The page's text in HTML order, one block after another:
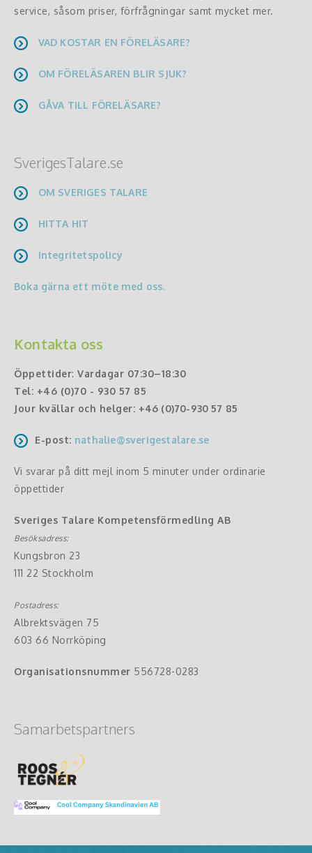
service, såsom priser, förfrågningar samt mycket mer.
VAD KOSTAR EN FÖRELÄSARE?
OM FÖRELÄSAREN BLIR SJUK?
GÅVA TILL FÖRELÄSARE?
SverigesTalare.se
OM SVERIGES TALARE
HITTA HIT
Integritetspolicy
Boka gärna ett möte med oss.
Kontakta oss
Öppettider: Vardagar 07:30–18:30
Tel: +46 (0)70 - 930 57 85
Jour kvällar och helger: +46 (0)70-930 57 85
E-post: nathalie@sverigestalare.se
Vi svarar på ditt mejl inom 5 minuter under ordinarie
öppettider
Sveriges Talare Kompetensförmedling AB
Besöksadress:
Kungsbron 23
111 22 Stockholm
Postadress:
Albrektsvägen 75
603 66 Norrköping
Organisationsnummer 556728-0283
Samarbetspartners